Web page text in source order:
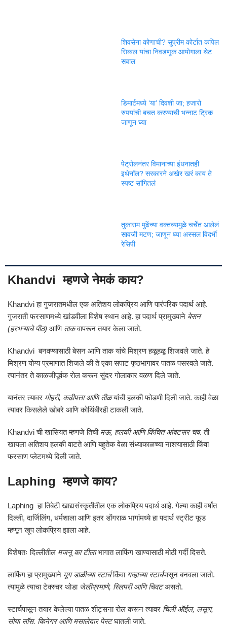
शिवसेना कोणाची? सुप्रीम कोर्टात कपिल
सिब्बल यांचा निवडणूक आयोगाला थेट
सवाल
डिमार्टमध्ये ‘या’ दिवशी जा; हजारो
रुपयांची बचत करण्याची भन्नाट ट्रिक
जाणून घ्या
पेट्रोलनंतर विमानाच्या इंधनातही
इथेनॉल? सरकारने अखेर खरं काय ते
स्पष्ट सांगितलं
तुकाराम मुंढेंच्या वक्तव्यामुळे चर्चेत आलेलं
सावजी मटण; जाणून घ्या अस्सल विदर्भी
रेसिपी
Khandvi म्हणजे नेमकं काय?
Khandvi हा गुजरातमधील एक अतिशय लोकप्रिय आणि पारंपरिक पदार्थ आहे.
गुजराती फरसाणमध्ये खांडवीला विशेष स्थान आहे. हा पदार्थ प्रामुख्याने बेसन
(हरभऱ्याचे पीठ) आणि ताकवापरून तयार केला जातो.
Khandvi बनवण्यासाठी बेसन आणि ताक यांचे मिश्रण हळूहळू शिजवले जाते. हे
मिश्रण योग्य प्रमाणात शिजले की ते एका सपाट पृष्ठभागावर पातळ पसरवले जाते.
त्यानंतर ते काळजीपूर्वक रोल करून सुंदर गोलाकार वळण दिले जाते.
यानंतर त्यावर मोहरी, कढीपत्ता आणि तीळयांची हलकी फोडणी दिली जाते. काही वेळा
त्यावर किसलेले खोबरे आणि कोथिंबीरही टाकली जाते.
Khandvi ची खासियत म्हणजे तिची मऊ, हलकी आणि किंचित आंबटसर चव. ती
खायला अतिशय हलकी वाटते आणि बहुतेक वेळा संध्याकाळच्या नाश्त्यासाठी किंवा
फरसाण प्लेटमध्ये दिली जाते.
Laphing म्हणजे काय?
Laphing हा तिबेटी खाद्यसंस्कृतीतील एक लोकप्रिय पदार्थ आहे. गेल्या काही वर्षांत
दिल्ली, दार्जिलिंग, धर्मशाला आणि इतर डोंगराळ भागांमध्ये हा पदार्थ स्ट्रीट फूड
म्हणून खूप लोकप्रिय झाला आहे.
विशेषतः दिल्लीतील मजनू का टीलाभागात लाफिंग खाण्यासाठी मोठी गर्दी दिसते.
लाफिंग हा प्रामुख्याने मूग डाळीच्या स्टार्चकिंवा गव्हाच्या स्टार्चपासून बनवला जातो.
त्यामुळे त्याचा टेक्स्चर थोडा जेलीप्रमाणे, स्लिपरी आणि चिवटअसतो.
स्टार्चपासून तयार केलेल्या पातळ शीट्सना रोल करून त्यावर चिली ऑईल, लसूण,
सोया सॉस, व्हिनेगर आणि मसालेदार पेस्टघातली जाते.